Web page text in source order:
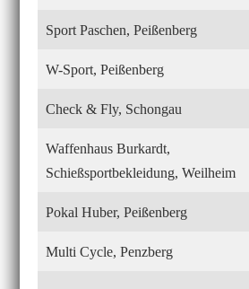
Sport Paschen, Peißenberg
W-Sport, Peißenberg
Check & Fly, Schongau
Waffenhaus Burkardt,
Schießsportbekleidung, Weilheim
Pokal Huber, Peißenberg
Multi Cycle, Penzberg